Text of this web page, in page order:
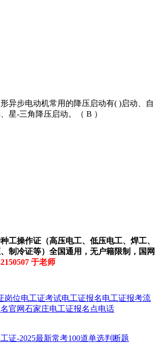
异步电动机常用的降压启动有( )启动、自
星-三角降压启动。（ B ）
工操作证（高压电工、低压电工、焊工、
制冷证等）全国通用，无户籍限制，国网
于老师
岗位电工证考试电工证报名电工证报考流
官网石家庄电工证报名点电话
证-2025最新常考100道单选判断题